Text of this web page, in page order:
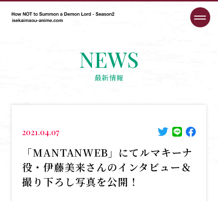
NEWS
最新情報
2021.04.07
「MANTANWEB」にてルマキーナ
役・伊藤美来さんのインタビュー＆
撮り下ろし写真を公開！